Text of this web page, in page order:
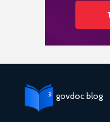
govdoc blog